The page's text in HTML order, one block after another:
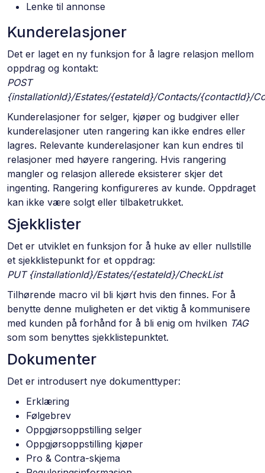
Lenke til annonse
Kunderelasjoner
Det er laget en ny funksjon for å lagre relasjon mellom
oppdrag og kontakt:
POST
{installationId}/Estates/{estateId}/Contacts/{contactId}/
Kunderelasjoner for selger, kjøper og budgiver eller
kunderelasjoner uten rangering kan ikke endres eller
lagres. Relevante kunderelasjoner kan kun endres til
relasjoner med høyere rangering. Hvis rangering
mangler og relasjon allerede eksisterer skjer det
ingenting. Rangering konfigureres av kunde. Oppdraget
kan ikke være solgt eller tilbaketrukket.
Sjekklister
Det er utviklet en funksjon for å huke av eller nullstille
et sjekklistepunkt for et oppdrag:
PUT {installationId}/Estates/{estateId}/CheckList
Tilhørende macro vil bli kjørt hvis den finnes. For å
benytte denne muligheten er det viktig å kommunisere
med kunden på forhånd for å bli enig om hvilken TAG
som som benyttes sjekklistepunktet.
Dokumenter
Det er introdusert nye dokumenttyper:
Erklæring
Følgebrev
Oppgjørsoppstilling selger
Oppgjørsoppstilling kjøper
Pro & Contra-skjema